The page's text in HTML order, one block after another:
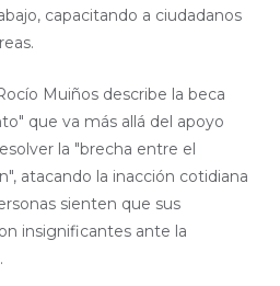
capacitando a ciudadanos
Muiños describe la beca
que va más allá del apoyo
la "brecha entre el
atacando la inacción cotidiana
sienten que sus
insignificantes ante la